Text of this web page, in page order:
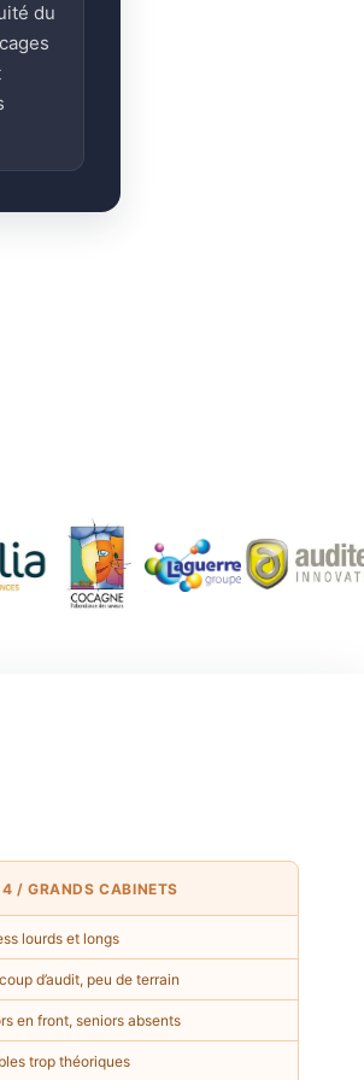
du
/ GRANDS CABINETS
lourds et longs
d’audit, peu de terrain
en front, seniors absents
trop théoriques